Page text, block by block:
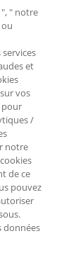
" notre
et
vos
pour
/
notre
de ce
pouvez
données